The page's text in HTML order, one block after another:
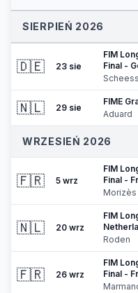
SIERPIEŃ 2026
🇩🇪 23 sie
FIM
Final -
🇳🇱 29 sie
FIME
Aduard
WRZESIEŃ 2026
🇫🇷 5 wrz
FIM
Final -
Morizès
🇳🇱 20 wrz
FIM
Roden
🇫🇷 26 wrz
FIM
Final -